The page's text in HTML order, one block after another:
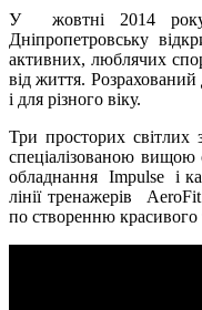
У жовтні 2014
Дніпропетровську
активних, люблячих
від життя. Розрахований
і для різного віку.
Три просторих світлих
спеціалізованою вищою
обладнання Impulse і
лінії тренажерів
по створенню красивого